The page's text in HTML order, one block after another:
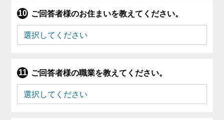
ご回答者様のお住まいを教えてください。
ご回答者様の職業を教えてください。